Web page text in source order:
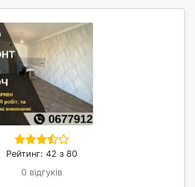
Рейтинг: 42 з 80
0 відгуків